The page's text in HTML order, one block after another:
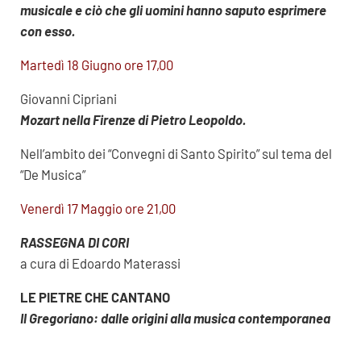
musicale e ciò che gli uomini hanno saputo esprimere
con esso.
Martedì 18 Giugno ore 17,00
Giovanni Cipriani
Mozart nella Firenze di Pietro Leopoldo.
Nell’ambito dei “Convegni di Santo Spirito” sul tema del
“De Musica”
Venerdì 17 Maggio ore 21,00
RASSEGNA DI CORI
a cura di Edoardo Materassi
LE PIETRE CHE CANTANO
Il Gregoriano: dalle origini alla musica contemporanea